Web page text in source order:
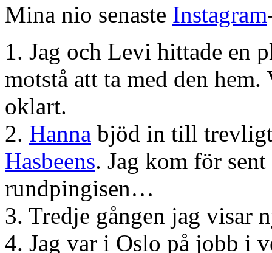
Mina nio senaste Instagram
1. Jag och Levi hittade en
motstå att ta med den
oklart.
2. Hanna bjöd in till
Hasbeens. Jag kom för
rundpingisen…
3. Tredje gången jag visar
4. Jag var i Oslo på jobb i